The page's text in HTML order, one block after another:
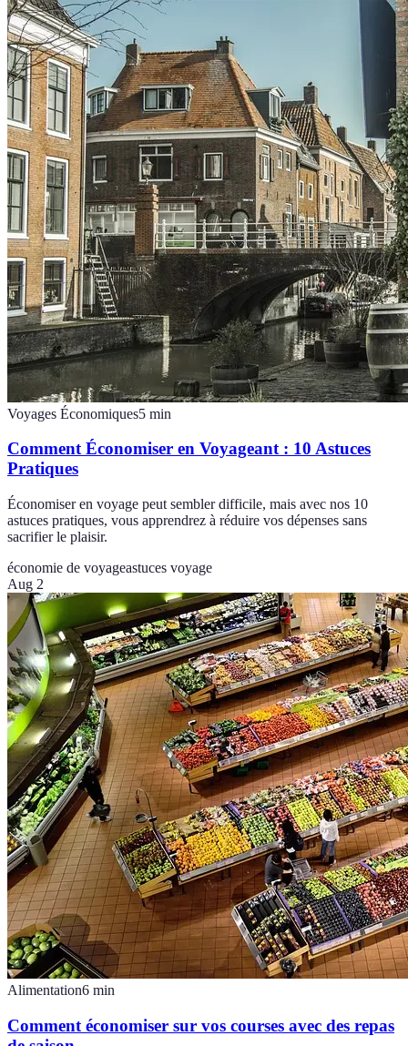
Voyages Économiques5 min
Comment Économiser en Voyageant : 10 Astuces
Pratiques
Économiser en voyage peut sembler difficile, mais avec nos 10
astuces pratiques, vous apprendrez à réduire vos dépenses sans
sacrifier le plaisir.
économie de voyageastuces voyage
Aug 2
Alimentation6 min
Comment économiser sur vos courses avec des repas